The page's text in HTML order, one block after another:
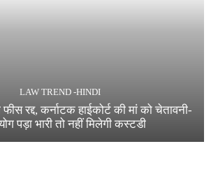
LAW TREND -HINDI
रद्द, कर्नाटक हाईकोर्ट की मां को चेतावनी-
पड़ा भारी तो नहीं मिलेगी कस्टडी